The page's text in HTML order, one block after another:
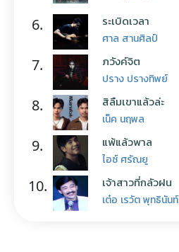
6. ระเบิดเวลา
ศาล สานศิลป์
7. ภวังค์จิต
ปราง ปรางทิพย์
8. สิลืมเขาแล้วล่ะ
เน็ค นฤพล
9. แพ้แล้วพาล
ไอซ์ ศรัณยู
10. เจ้าสาวที่กลัวฝน
เต๋อ เรวัต พุทธินันท์